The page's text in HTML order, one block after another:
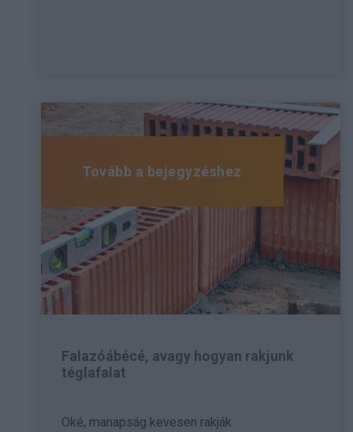
Falazóábécé, avagy hogyan rakjunk
téglafalat
Oké, manapság kevesen rakják
Tovább a bejegyzéshez